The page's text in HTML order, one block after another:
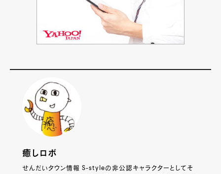
癒しロボ
せんだいタウン情報 S-styleの非公認キャラクターとしてそ